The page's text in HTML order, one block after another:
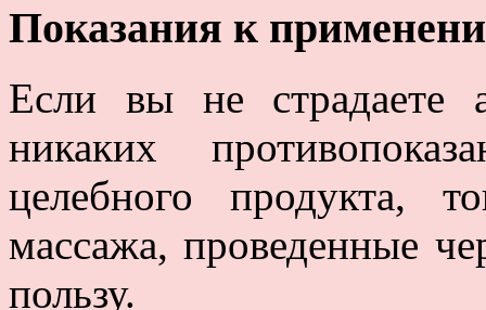
Показания к
Если вы не страдаете
никаких
целебного продукта,
массажа, проведенные
пользу.